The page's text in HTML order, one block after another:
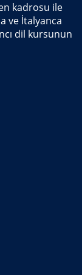
kadrosu ile
ve İtalyanca
dil kursunun